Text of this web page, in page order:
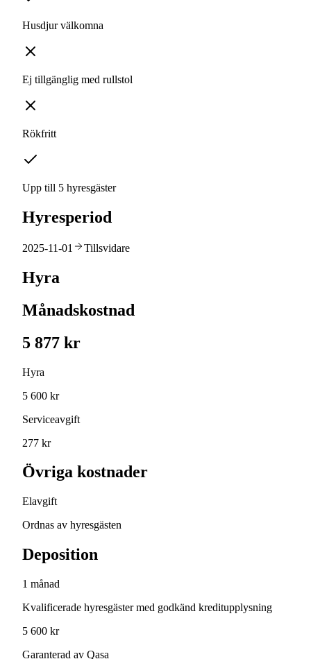
Husdjur välkomna
Ej tillgänglig med rullstol
Rökfritt
Upp till 5 hyresgäster
Hyresperiod
2025-11-01 Tillsvidare
Hyra
Månadskostnad
5 877 kr
Hyra
5 600 kr
Serviceavgift
277 kr
Övriga kostnader
Elavgift
Ordnas av hyresgästen
Deposition
1 månad
Kvalificerade hyresgäster med godkänd kreditupplysning
5 600 kr
Garanterad av Qasa